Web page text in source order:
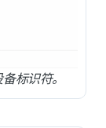
标识符。